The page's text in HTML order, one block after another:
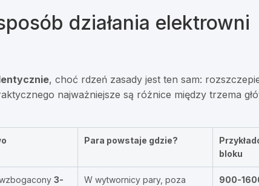
działania elektrowni
, choć rdzeń zasady jest ten sam:
najważniejsze są różnice między trzema
Para powstaje gdzie?
bloku
3-
W wytwornicy pary, poza
900-